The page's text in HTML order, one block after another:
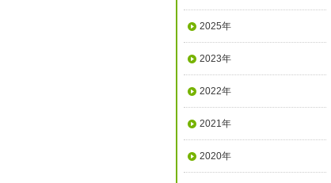
2025年
2023年
2022年
2021年
2020年